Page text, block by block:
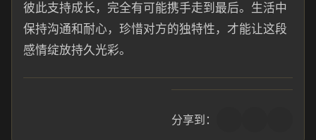
彼此支持成长，完全有可能携手走到最后。生活中
保持沟通和耐心，珍惜对方的独特性，才能让这段
感情绽放持久光彩。
分享到：